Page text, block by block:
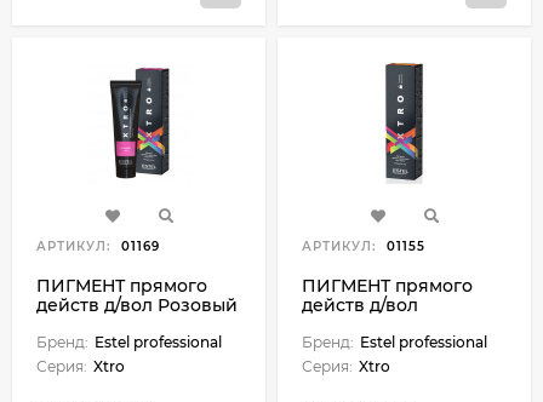
АРТИКУЛ: 01169
ПИГМЕНТ прямого
действ д/вол Розовый
Бренд: Estel professional
Серия: Xtro
АРТИКУЛ: 01155
ПИГМЕНТ прямого
действ д/вол
Бренд: Estel professional
Серия: Xtro